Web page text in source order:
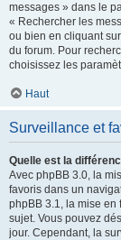
messages » dans le
« Rechercher les
ou bien en cliquant
du forum. Pour
choisissez les
Haut
Surveillance et
Quelle est la
Avec phpBB 3.0, la
favoris dans un
phpBB 3.1, la mise en
sujet. Vous pouvez
jour. Cependant, la